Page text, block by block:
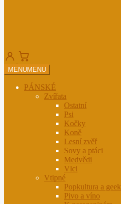
MENUMENU
PÁNSKÉ
Zvířata
Ostatní
Psi
Kočky
Koně
Lesní zvěř
Sovy a ptáci
Medvědi
Vlci
Vtipné
Popkultura a geek
Pivo a víno